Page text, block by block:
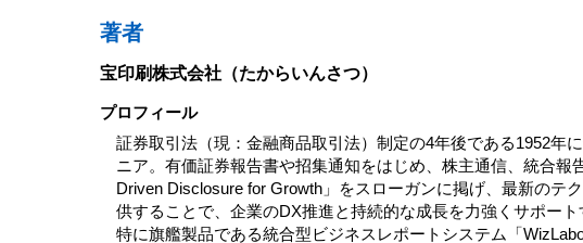
著者
宝印刷株式会社 （たからいんさつ）
プロフィール
証券取引法（現：金融商品取引法）制定の4年後である1952年
ニア。有価証券報告書や招集通知をはじめ、株主通信、統合報
Driven Disclosure for Growth」をスローガンに掲げ、最新のテ
供することで、企業のDX推進と持続的な成長を力強くサポート
特に旗艦製品である統合型ビジネスレポートシステム「